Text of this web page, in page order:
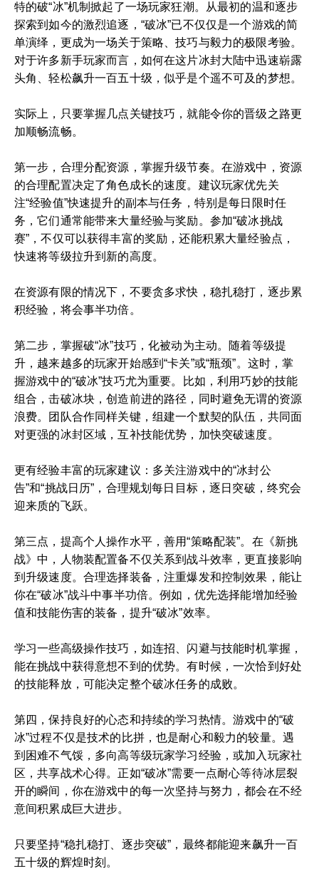
特的破“冰”机制掀起了一场玩家狂潮。从最初的温和逐步
探索到如今的激烈追逐，“破冰”已不仅仅是一个游戏的简
单演绎，更成为一场关于策略、技巧与毅力的极限考验。
对于许多新手玩家而言，如何在这片冰封大陆中迅速崭露
头角、轻松飙升一百五十级，似乎是个遥不可及的梦想。
实际上，只要掌握几点关键技巧，就能令你的晋级之路更
加顺畅流畅。
第一步，合理分配资源，掌握升级节奏。在游戏中，资源
的合理配置决定了角色成长的速度。建议玩家优先关
注“经验值”快速提升的副本与任务，特别是每日限时任
务，它们通常能带来大量经验与奖励。参加“破冰挑战
赛”，不仅可以获得丰富的奖励，还能积累大量经验点，
快速将等级拉升到新的高度。
在资源有限的情况下，不要贪多求快，稳扎稳打，逐步累
积经验，将会事半功倍。
第二步，掌握破“冰”技巧，化被动为主动。随着等级提
升，越来越多的玩家开始感到“卡关”或“瓶颈”。这时，掌
握游戏中的“破冰”技巧尤为重要。比如，利用巧妙的技能
组合，击破冰块，创造前进的路径，同时避免无谓的资源
浪费。团队合作同样关键，组建一个默契的队伍，共同面
对更强的冰封区域，互补技能优势，加快突破速度。
更有经验丰富的玩家建议：多关注游戏中的“冰封公
告”和“挑战日历”，合理规划每日目标，逐日突破，终究会
迎来质的飞跃。
第三点，提高个人操作水平，善用“策略配装”。在《新挑
战》中，人物装配置备不仅关系到战斗效率，更直接影响
到升级速度。合理选择装备，注重爆发和控制效果，能让
你在“破冰”战斗中事半功倍。例如，优先选择能增加经验
值和技能伤害的装备，提升“破冰”效率。
学习一些高级操作技巧，如连招、闪避与技能时机掌握，
能在挑战中获得意想不到的优势。有时候，一次恰到好处
的技能释放，可能决定整个破冰任务的成败。
第四，保持良好的心态和持续的学习热情。游戏中的“破
冰”过程不仅是技术的比拼，也是耐心和毅力的较量。遇
到困难不气馁，多向高等级玩家学习经验，或加入玩家社
区，共享战术心得。正如“破冰”需要一点耐心等待冰层裂
开的瞬间，你在游戏中的每一次坚持与努力，都会在不经
意间积累成巨大进步。
只要坚持“稳扎稳打、逐步突破”，最终都能迎来飙升一百
五十级的辉煌时刻。